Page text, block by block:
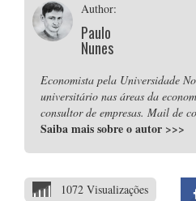
Author:
Paulo
Nunes
Economista pela Universidade
universitário nas áreas da
consultor de empresas. Mail de
Saiba mais sobre o autor >>>
1072 Visualizações